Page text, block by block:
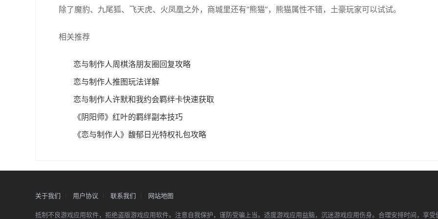
除了魔豹、九尾狐、飞天虎、火凤凰之外，商城里还有“熊猫”，熊猫属性不错，土豪玩家可以试试。
相关推荐
恋与制作人周棋洛朋友圈回复攻略
恋与制作人推图玩法详解
恋与制作人许默和我约会羁绊卡快速获取
《阴阳师》红叶的羁绊副本技巧
《恋与制作人》馥郁日光特权礼包攻略
关于我们 用户协议 联系我们 网站地图
抵制不良游戏应用软件，拒绝盗版游戏应用软件。注意自我保护，谨防受骗上当。适度游戏应用益脑，沉迷游戏应用伤身。合理安排时间，享受